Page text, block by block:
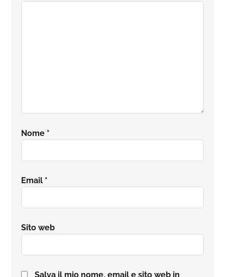
Nome *
Email *
Sito web
Salva il mio nome, email e sito web in